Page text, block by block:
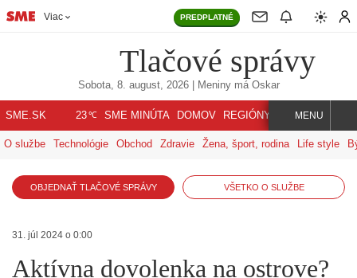
Viac PREDPLATNÉ
Tlačové správy
Sobota, 8. august, 2026| Meniny má Oskar
SME.SK 23℃ SME MINÚTA DOMOV REGIÓNY INDEX SVET
MENU
O službe Technológie Obchod Zdravie Žena, šport, rodina Life style
OBJEDNAŤ TLAČOVÉ SPRÁVY VŠETKO O SLUŽBE
31. júl 2024 o 0:00
Aktívna dovolenka na ostrove?